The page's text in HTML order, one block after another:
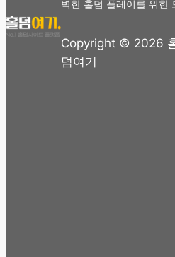
벽한 홀덤 플레이를 위한
Copyright © 2026
덤여기